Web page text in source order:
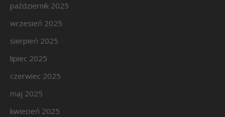
październik 2025
wrzesień 2025
sierpień 2025
lipiec 2025
czerwiec 2025
maj 2025
kwiecień 2025